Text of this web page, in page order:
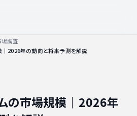
場調査
2026年の動向と将来予測を解説
の市場規模｜2026年